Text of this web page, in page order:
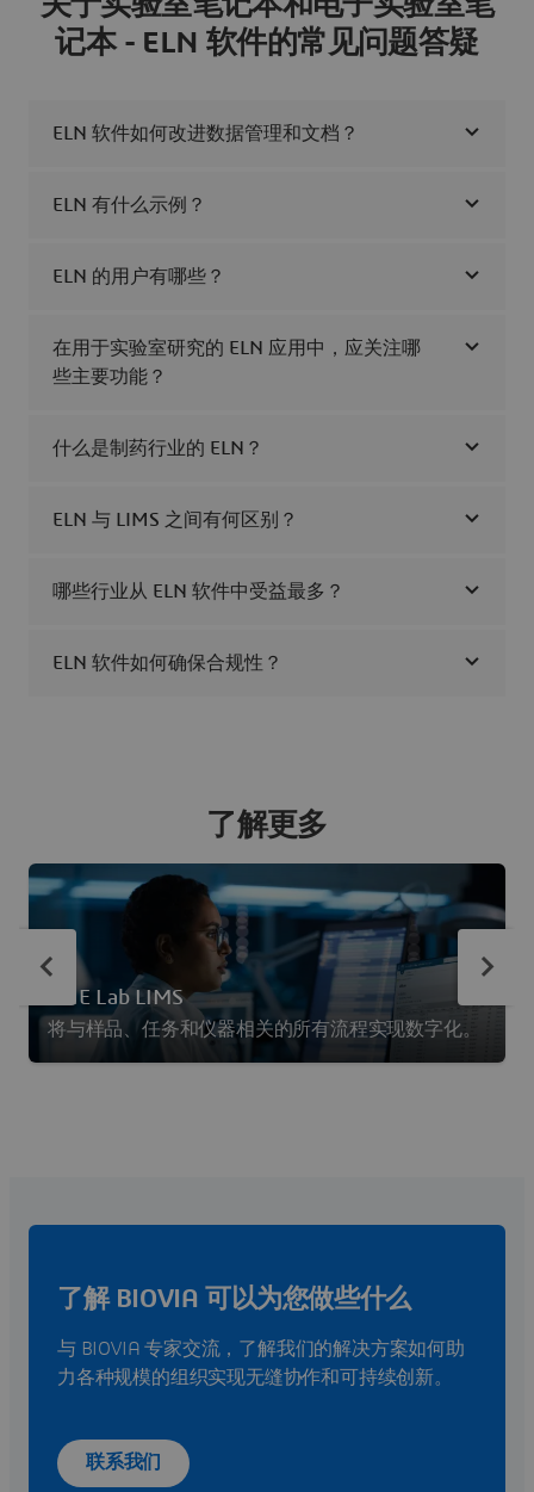
记本 - ELN 软件的常见问题答疑
ELN 软件如何改进数据管理和文档？
ELN 有什么示例？
ELN 的用户有哪些？
在用于实验室研究的 ELN 应用中，应关注哪
些主要功能？
什么是制药行业的 ELN？
ELN 与 LIMS 之间有何区别？
哪些行业从 ELN 软件中受益最多？
ELN 软件如何确保合规性？
了解更多
ONE Lab LIMS
将与样品、任务和仪器相关的所有流程实现数字化。
了解 BIOVIA 可以为您做些什么
与 BIOVIA 专家交流，了解我们的解决方案如何助
力各种规模的组织实现无缝协作和可持续创新。
联系我们